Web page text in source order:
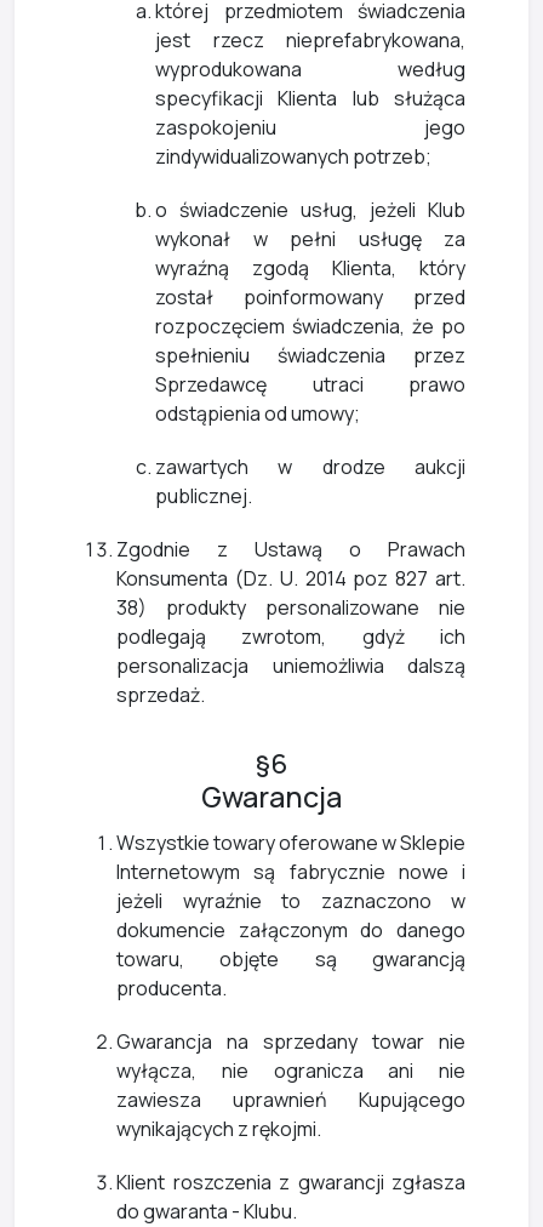
której przedmiotem świadczenia
jest rzecz nieprefabrykowana,
wyprodukowana według
specyfikacji Klienta lub służąca
zaspokojeniu jego
zindywidualizowanych potrzeb;
o świadczenie usług, jeżeli Klub
wykonał w pełni usługę za
wyraźną zgodą Klienta, który
został poinformowany przed
rozpoczęciem świadczenia, że po
spełnieniu świadczenia przez
Sprzedawcę utraci prawo
odstąpienia od umowy;
zawartych w drodze aukcji
publicznej.
Zgodnie z Ustawą o Prawach
Konsumenta (Dz. U. 2014 poz 827 art.
38) produkty personalizowane nie
podlegają zwrotom, gdyż ich
personalizacja uniemożliwia dalszą
sprzedaż.
§6
Gwarancja
Wszystkie towary oferowane w Sklepie
Internetowym są fabrycznie nowe i
jeżeli wyraźnie to zaznaczono w
dokumencie załączonym do danego
towaru, objęte są gwarancją
producenta.
Gwarancja na sprzedany towar nie
wyłącza, nie ogranicza ani nie
zawiesza uprawnień Kupującego
wynikających z rękojmi.
Klient roszczenia z gwarancji zgłasza
do gwaranta - Klubu.